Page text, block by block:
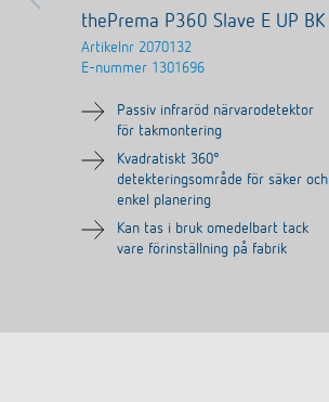
thePrema P360 Slave E UP BK
Artikelnr 2070132
E-nummer 1301696
Passiv infraröd närvarodetektor
för takmontering
Kvadratiskt 360°
detekteringsområde för säker och
enkel planering
Kan tas i bruk omedelbart tack
vare förinställning på fabrik